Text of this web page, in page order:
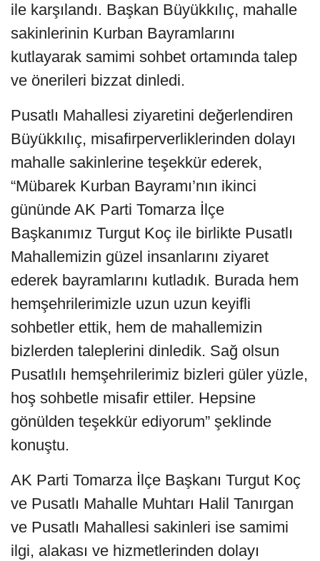
ile karşılandı. Başkan Büyükkılıç, mahalle
sakinlerinin Kurban Bayramlarını
kutlayarak samimi sohbet ortamında talep
ve önerileri bizzat dinledi.
Pusatlı Mahallesi ziyaretini değerlendiren
Büyükkılıç, misafirperverliklerinden dolayı
mahalle sakinlerine teşekkür ederek,
“Mübarek Kurban Bayramı’nın ikinci
gününde AK Parti Tomarza İlçe
Başkanımız Turgut Koç ile birlikte Pusatlı
Mahallemizin güzel insanlarını ziyaret
ederek bayramlarını kutladık. Burada hem
hemşehrilerimizle uzun uzun keyifli
sohbetler ettik, hem de mahallemizin
bizlerden taleplerini dinledik. Sağ olsun
Pusatlılı hemşehrilerimiz bizleri güler yüzle,
hoş sohbetle misafir ettiler. Hepsine
gönülden teşekkür ediyorum” şeklinde
konuştu.
AK Parti Tomarza İlçe Başkanı Turgut Koç
ve Pusatlı Mahalle Muhtarı Halil Tanırgan
ve Pusatlı Mahallesi sakinleri ise samimi
ilgi, alakası ve hizmetlerinden dolayı